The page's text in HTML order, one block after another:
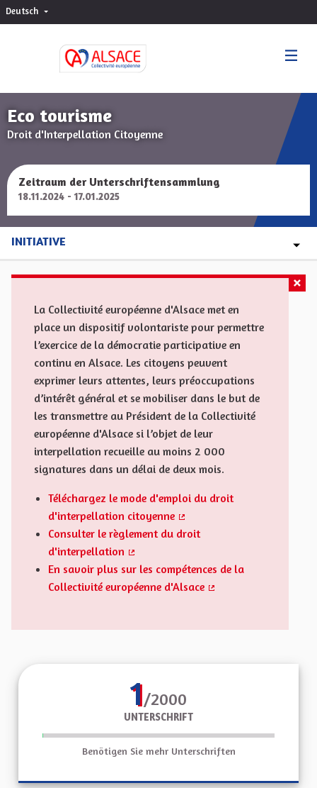
Deutsch Choisir la langue
Eco tourisme
Droit d'Interpellation Citoyenne
Zeitraum der Unterschriftensammlung
18.11.2024 - 17.01.2025
INITIATIVE
La Collectivité européenne d'Alsace met en
place un dispositif volontariste pour permettre
l’exercice de la démocratie participative en
continu en Alsace. Les citoyens peuvent
exprimer leurs attentes, leurs préoccupations
d’intérêt général et se mobiliser dans le but de
les transmettre au Président de la Collectivité
européenne d'Alsace si l’objet de leur
interpellation recueille au moins 2 000
signatures dans un délai de deux mois.
Téléchargez le mode d'emploi du droit
d'interpellation citoyenne
(Externer Link)
Consulter le règlement du droit
d'interpellation
(Externer Link)
En savoir plus sur les compétences de la
Collectivité européenne d'Alsace
1/2000
UNTERSCHRIFT
Benötigen Sie mehr Unterschriften